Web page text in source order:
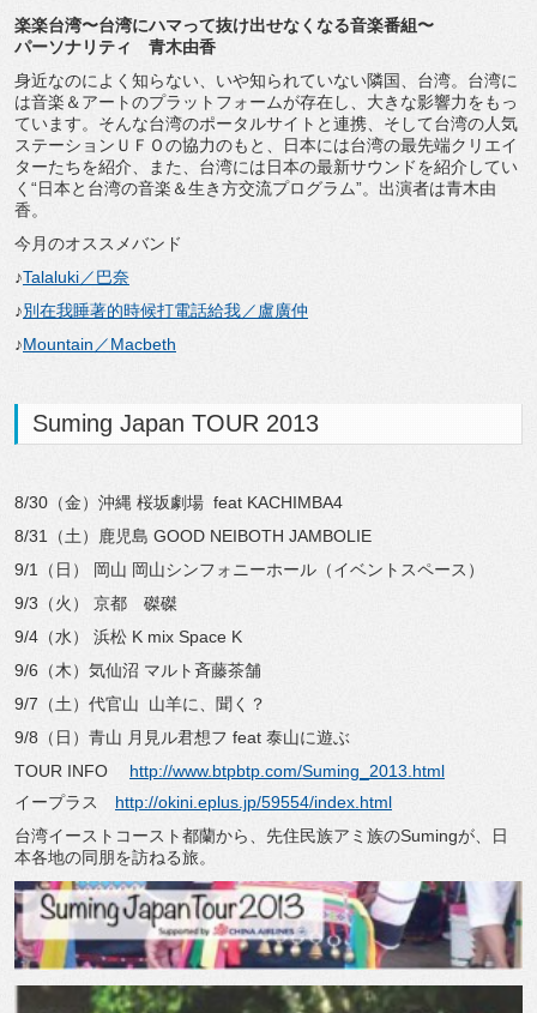
楽楽台湾〜台湾にハマって抜け出せなくなる音楽番組〜
パーソナリティ 青木由香
身近なのによく知らない、いや知られていない隣国、台湾。台湾に
は音楽＆アートのプラットフォームが存在し、大きな影響力をもっ
ています。そんな台湾のポータルサイトと連携、そして台湾の人気
ステーションＵＦＯの協力のもと、日本には台湾の最先端クリエイ
ターたちを紹介、また、台湾には日本の最新サウンドを紹介してい
く“日本と台湾の音楽＆生き方交流プログラム”。出演者は青木由
香。
今月のオススメバンド
♪Talaluki／巴奈
♪別在我睡著的時候打電話給我／盧廣仲
♪Mountain／Macbeth
Suming Japan TOUR 2013
8/30（金）沖縄 桜坂劇場 feat KACHIMBA4
8/31（土）鹿児島 GOOD NEIBOTH JAMBOLIE
9/1（日） 岡山 岡山シンフォニーホール（イベントスペース）
9/3（火） 京都 磔磔
9/4（水） 浜松 K mix Space K
9/6（木）気仙沼 マルト斉藤茶舗
9/7（土）代官山 山羊に、聞く？
9/8（日）青山 月見ル君想フ feat 泰山に遊ぶ
TOUR INFO http://www.btpbtp.com/Suming_2013.html
イープラス http://okini.eplus.jp/59554/index.html
台湾イーストコースト都蘭から、先住民族アミ族のSumingが、日
本各地の同朋を訪ねる旅。